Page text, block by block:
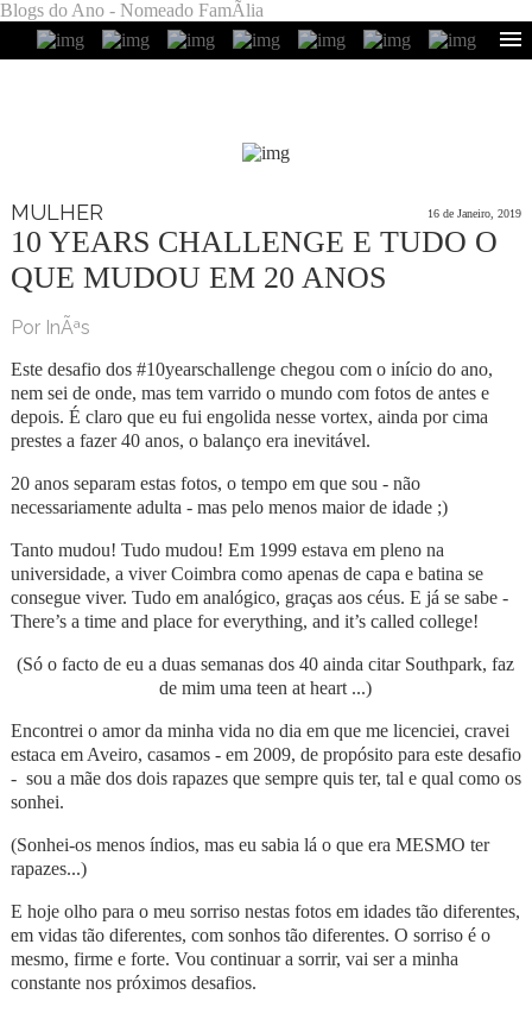
Blogs do Ano - Nomeado FamÃ­lia
MULHER 16 de Janeiro, 2019
10 YEARS CHALLENGE E TUDO O
QUE MUDOU EM 20 ANOS
Por InÃªs
Este desafio dos #10yearschallenge chegou com o início do ano,
nem sei de onde, mas tem varrido o mundo com fotos de antes e
depois. É claro que eu fui engolida nesse vortex, ainda por cima
prestes a fazer 40 anos, o balanço era inevitável.
20 anos separam estas fotos, o tempo em que sou - não
necessariamente adulta - mas pelo menos maior de idade ;)
Tanto mudou! Tudo mudou! Em 1999 estava em pleno na
universidade, a viver Coimbra como apenas de capa e batina se
consegue viver. Tudo em analógico, graças aos céus. E já se sabe -
There’s a time and place for everything, and it’s called college!
(Só o facto de eu a duas semanas dos 40 ainda citar Southpark, faz
de mim uma teen at heart ...)
Encontrei o amor da minha vida no dia em que me licenciei, cravei
estaca em Aveiro, casamos - em 2009, de propósito para este desafio
- sou a mãe dos dois rapazes que sempre quis ter, tal e qual como os
sonhei.
(Sonhei-os menos índios, mas eu sabia lá o que era MESMO ter
rapazes...)
E hoje olho para o meu sorriso nestas fotos em idades tão diferentes,
em vidas tão diferentes, com sonhos tão diferentes. O sorriso é o
mesmo, firme e forte. Vou continuar a sorrir, vai ser a minha
constante nos próximos desafios.